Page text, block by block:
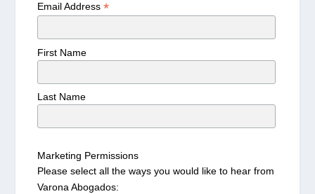
Email Address*
First Name
Last Name
Marketing Permissions
Please select all the ways you would like to hear from
Varona Abogados: